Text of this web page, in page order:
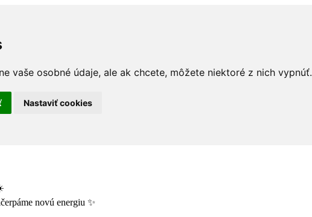
vaše osobné údaje, ale ak chcete, môžete niektoré z nich vypnúť.
Nastaviť cookies
novú energiu ✨